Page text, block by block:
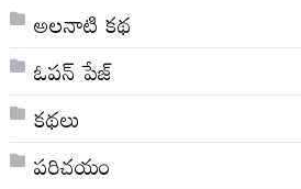
అల‌నాటి క‌థ‌
ఓపన్ పేజ్
కథలు
పరిచయం